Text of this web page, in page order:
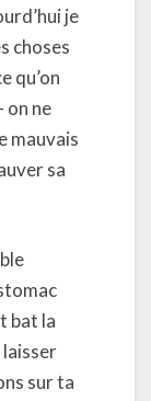
je
choses
qu’on
on ne
mauvais
sa
bat la
sur ta